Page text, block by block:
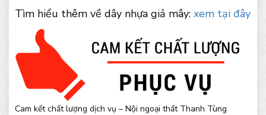
Tìm hiểu thêm về dây nhựa giả mây: xem tại đây
Cam kết chất lượng dịch vụ – Nội ngoại thất Thanh Tùng